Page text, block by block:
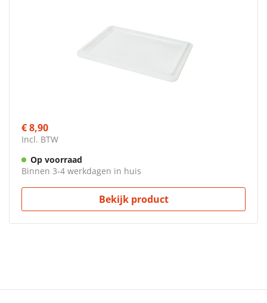
€ 8,90
Incl. BTW
Op voorraad
Binnen 3-4 werkdagen in huis
Bekijk product